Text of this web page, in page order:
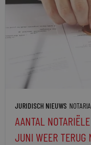
JURIDISCH NIEUWS
AANTAL
JUNI WEER TERUG